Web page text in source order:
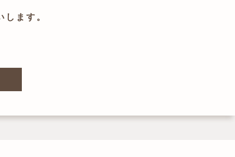
します。